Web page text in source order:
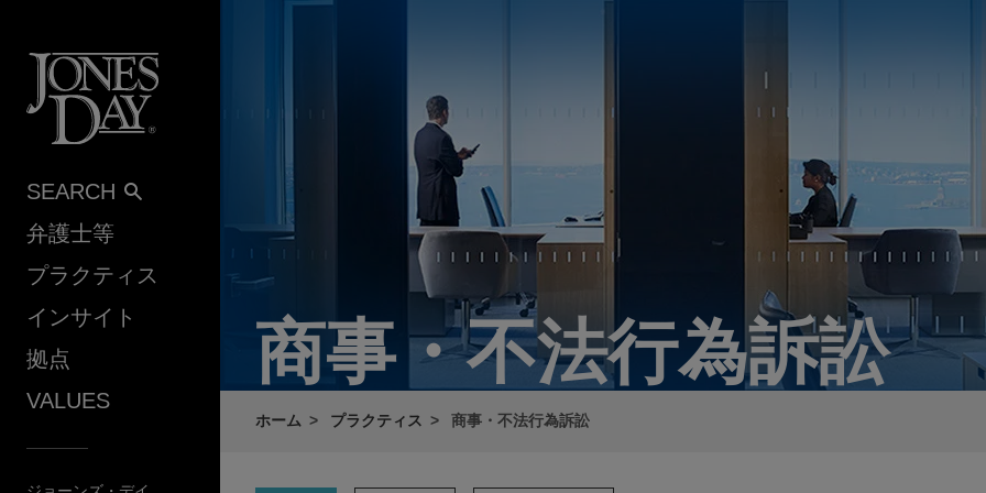
SEARCH
弁護士等
プラクティス
インサイト
拠点
VALUES
商事・不法行為訴訟
ホーム プラクティス 商事・不法行為訴訟